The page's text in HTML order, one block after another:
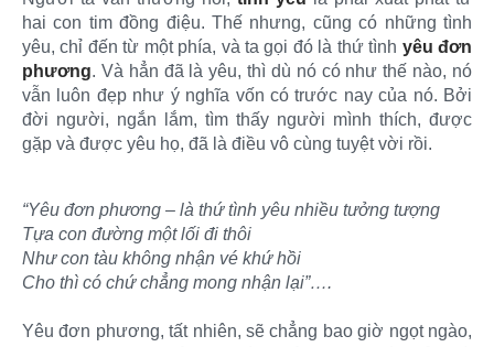
hai con tim đồng điệu. Thế nhưng, cũng có những tình
yêu, chỉ đến từ một phía, và ta gọi đó là thứ tình yêu đơn
phương. Và hẳn đã là yêu, thì dù nó có như thế nào, nó
vẫn luôn đẹp như ý nghĩa vốn có trước nay của nó. Bởi
đời người, ngắn lắm, tìm thấy người mình thích, được
gặp và được yêu họ, đã là điều vô cùng tuyệt vời rồi.
“Yêu đơn phương – là thứ tình yêu nhiều tưởng tượng
Tựa con đường một lối đi thôi
Như con tàu không nhận vé khứ hồi
Cho thì có chứ chẳng mong nhận lại”….
Yêu đơn phương, tất nhiên, sẽ chẳng bao giờ ngọt ngào,